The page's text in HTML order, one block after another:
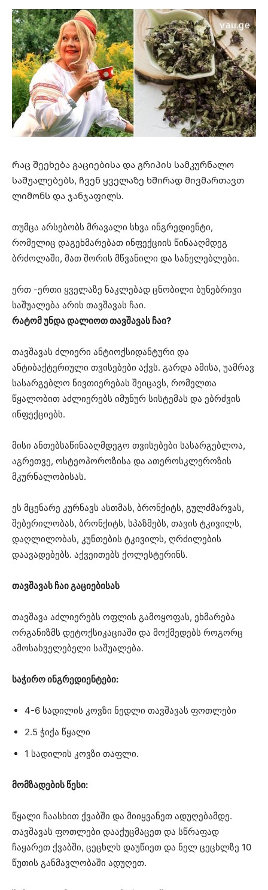
Რაც შეეხება გაციებისა და გრიპის სამკურნალო
საშუალებებს, ჩვენ ყველაზე ხშირად მივმართავთ
ლიმონს და ჯანჯაფილს.
თუმცა არსებობს მრავალი სხვა ინგრედიენტი,
რომელიც დაგეხმარებათ ინფექციის წინააღმდეგ
ბრძოლაში, მათ შორის მწვანილი და სანელებლები.
ერთ -ერთი ყველაზე ნაკლებად ცნობილი ბუნებრივი
საშუალება არის თავშავას ჩაი.
რატომ უნდა დალიოთ თავშავას ჩაი?
თავშავას ძლიერი ანტიოქსიდანტური და
ანტიბაქტერიული თვისებები აქვს. გარდა ამისა, უამრავ
სასარგებლო ნივთიერებას შეიცავს, რომელთა
წყალობით აძლიერებს იმუნურ სისტემას და ებრძვის
ინფექციებს.
მისი ანთებსაწინააღმდეგო თვისებები სასარგებლოა,
აგრეთვე, ოსტეოპოროზისა და ათეროსკლეროზის
მკურნალობისას.
ეს მცენარე კურნავს ასთმას, ბრონქიტს, გულძმარვას,
შებერილობას, ბრონქიტს, სპაზმებს, თავის ტკივილს,
დაღლილობას, კუნთების ტკივილს, ღრძილების
დაავადებებს. აქვეითებს ქოლესტერინს.
თავშავას ჩაი გაციებისას
თავშავა აძლიერებს ოფლის გამოყოფას, ეხმარება
ორგანიზმს დეტოქსიკაციაში და მოქმედებს როგორც
ამოსახველებელი საშუალება.
საჭირო ინგრედიენტები:
4-6 სადილის კოვზი ნედლი თავშავას ფოთლები
2.5 ჭიქა წყალი
1 სადილის კოვზი თაფლი.
მომზადების წესი:
წყალი ჩაასხით ქვაბში და მიიყვანეთ ადუღებამდე.
თავშავას ფოთლები დააქუცმაცეთ და სწრაფად
ჩაყარეთ ქვაბში, ცეცხლს დაუწიეთ და ნელ ცეცხლზე 10
წუთის განმავლობაში ადუღეთ.